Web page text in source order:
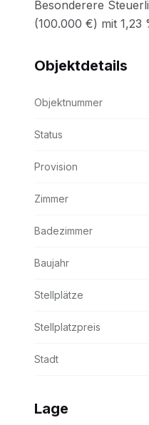
Objektdetails
Objektnummer
Status
Provision
Zimmer
Badezimmer
Baujahr
Stellplätze
Stellplatzpreis
Stadt
Lage